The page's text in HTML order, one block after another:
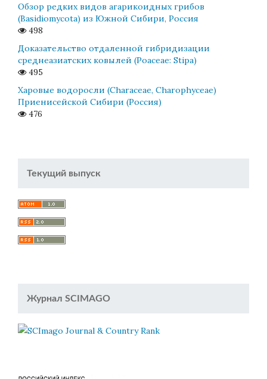
Обзор редких видов агарикоидных грибов
(Basidiomycota) из Южной Сибири, Россия
498
Доказательство отдаленной гибридизации
среднеазиатских ковылей (Poaceae: Stipa)
495
Харовые водоросли (Characeae, Charophyceae)
Приенисейской Сибири (Россия)
476
Текущий выпуск
Журнал SCIMAGO